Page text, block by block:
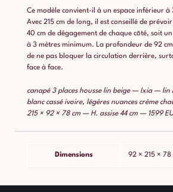
Ce modèle convient-il à un espace inférieur à
Avec 215 cm de long, il est conseillé de
40 cm de dégagement de chaque côté, soit
à 3 mètres minimum. La profondeur de 92
de ne pas bloquer la circulation derrière,
face à face.
canapé 3 places housse lin beige — Ixia —
blanc cassé ivoire, légères nuances crème
215 × 92 × 78 cm — H. assise 44 cm — 1599
Dimensions 92 × 215 × 78